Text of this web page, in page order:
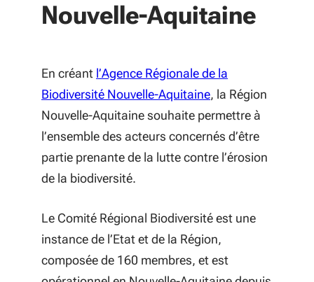
Nouvelle-Aquitaine
En créant l’Agence Régionale de la
Biodiversité Nouvelle-Aquitaine, la Région
Nouvelle-Aquitaine souhaite permettre à
l’ensemble des acteurs concernés d’être
partie prenante de la lutte contre l’érosion
de la biodiversité.
Le Comité Régional Biodiversité est une
instance de l’Etat et de la Région,
composée de 160 membres, et est